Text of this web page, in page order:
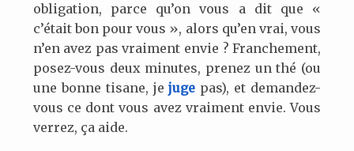
obligation, parce qu’on vous a dit que «
c’était bon pour vous », alors qu’en vrai, vous
n’en avez pas vraiment envie ? Franchement,
posez-vous deux minutes, prenez un thé (ou
une bonne tisane, jejuge pas), et demandez-
vous ce dont vous avez vraiment envie. Vous
verrez, ça aide.